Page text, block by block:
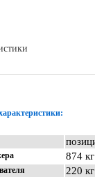
874 кг
220 кг